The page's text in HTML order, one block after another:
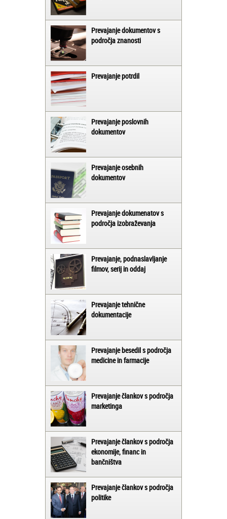
Prevajanje dokumentov s
področja znanosti
Prevajanje potrdil
Prevajanje poslovnih
dokumentov
Prevajanje osebnih
dokumentov
Prevajanje dokumenatov s
področja izobraževanja
Prevajanje, podnaslavljanje
filmov, serij in oddaj
Prevajanje tehnične
dokumentacije
Prevajanje besedil s področja
medicine in farmacije
Prevajanje člankov s področja
marketinga
Prevajanje člankov s področja
ekonomije, financ in
bančništva
Prevajanje člankov s področja
politike